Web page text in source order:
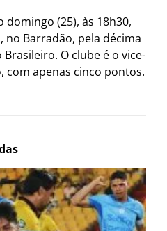
(25), às 18h30,
Barradão, pela décima
O clube é o vice-
com apenas cinco pontos.